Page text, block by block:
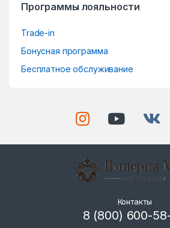
Программы лояльности
Trade-in
Бонусная программа
Бесплатное обслуживание
Контакты
8 (800) 600-